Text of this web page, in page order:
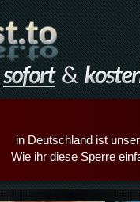
in Deutschland ist
Wie ihr diese Sperre